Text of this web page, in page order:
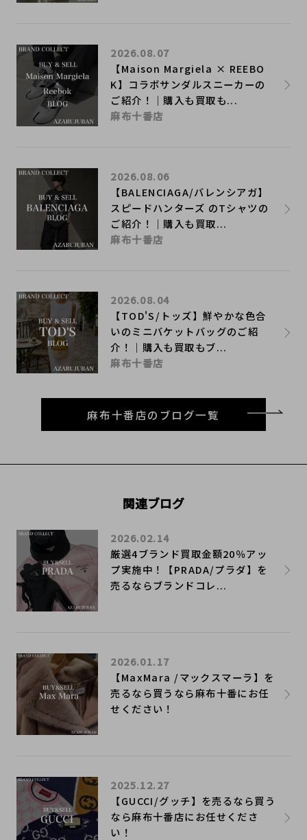
【Maison Margiela × REEBO
K】コラボサンダルスニーカーの
ご紹介！｜購入も買取も...
2026.08.07
麻布十番店
【BALENCIAGA/バレンシアガ】
スピードハンターズ のTシャツの
ご紹介！｜購入も買取...
2026.08.06
麻布十番店
【TOD'S/トッズ】鮮やかな色合
いのミニバケットバッグのご紹
介！｜購入も買取もブ...
2026.08.04
麻布十番店
麻布十番店のブログ一覧
関連ブログ
厳選4ブランド買取金額20％アッ
プ実施中！【PRADA/プラダ】を
売るならブランドコレ...
2026.02.14
【MaxMara /マックスマーラ】を
売るなら買うなら麻布十番にお任
せください！
2026.01.17
【GUCCI/グッチ】を売るなら買う
なら麻布十番店にお任せくださ
い！
2025.12.27